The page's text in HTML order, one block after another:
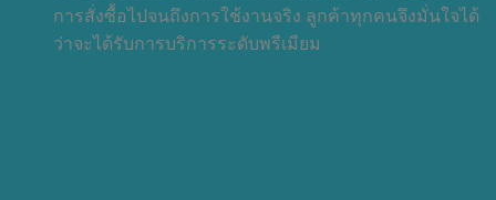
การสั่งซื้อไปจนถึงการใช้งานจริง ลูกค้าทุกคนจึงมั่นใจได้
ว่าจะได้รับการบริการระดับพรีเมียม